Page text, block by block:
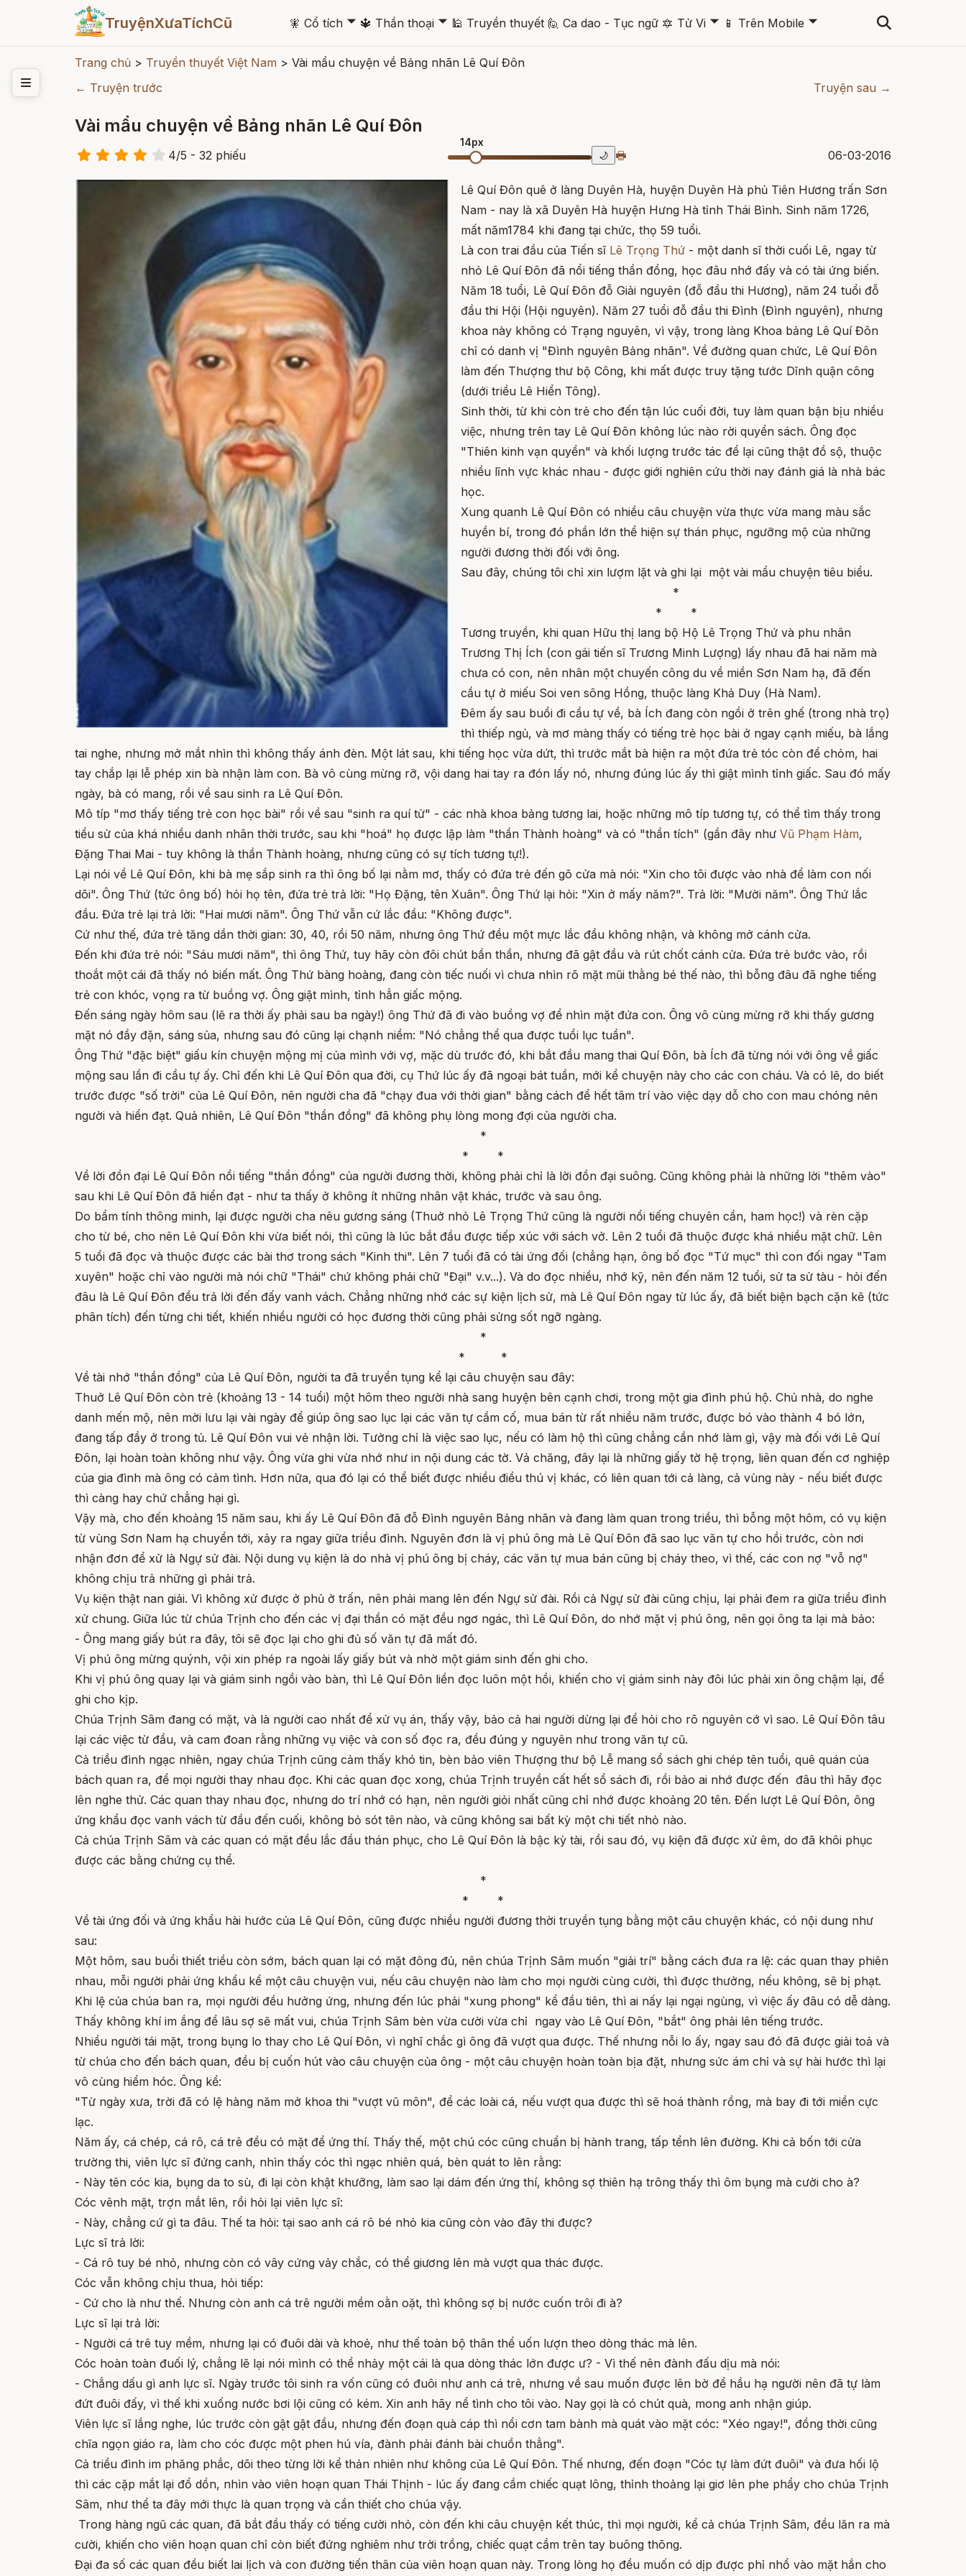
TruyệnXưaTíchCũ 🧚 Cổ tích 🞃 🔱 Thần thoại 🞃 🕌 Truyền thuyết 🙋 Ca dao - Tục ngữ 🔯 Tử Vi 🞃 📱 Trên Mobile 🞃
Trang chủ > Truyền thuyết Việt Nam > Vài mẩu chuyện về Bảng nhãn Lê Quí Đôn
← Truyện trước
Truyện sau →
Vài mẩu chuyện về Bảng nhãn Lê Quí Đôn
4/5 - 32 phiếu
14px
🌙 🖶 06-03-2016
Lê Quí Đôn quê ở làng Duyên Hà, huyện Duyên Hà phủ Tiên Hương trấn Sơn
Nam - nay là xã Duyên Hà huyện Hưng Hà tỉnh Thái Bình. Sinh năm 1726,
mất năm1784 khi đang tại chức, thọ 59 tuổi.
Là con trai đầu của Tiến sĩ Lê Trọng Thứ - một danh sĩ thời cuối Lê, ngay từ
nhỏ Lê Quí Đôn đã nổi tiếng thần đồng, học đâu nhớ đấy và có tài ứng biến.
Năm 18 tuổi, Lê Quí Đôn đỗ Giải nguyên (đỗ đầu thi Hương), năm 24 tuổi đỗ
đầu thi Hội (Hội nguyên). Năm 27 tuổi đỗ đầu thi Đình (Đình nguyên), nhưng
khoa này không có Trạng nguyên, vì vậy, trong làng Khoa bảng Lê Quí Đôn
chỉ có danh vị "Đình nguyên Bảng nhãn". Về đường quan chức, Lê Quí Đôn
làm đến Thượng thư bộ Công, khi mất được truy tặng tước Dĩnh quận công
(dưới triều Lê Hiển Tông).
Sinh thời, từ khi còn trẻ cho đến tận lúc cuối đời, tuy làm quan bận bịu nhiều
việc, nhưng trên tay Lê Quí Đôn không lúc nào rời quyển sách. Ông đọc
"Thiên kinh vạn quyển" và khối lượng trước tác để lại cũng thật đồ sộ, thuộc
nhiều lĩnh vực khác nhau - được giới nghiên cứu thời nay đánh giá là nhà bác
học.
Xung quanh Lê Quí Đôn có nhiều câu chuyện vừa thực vừa mang màu sắc
huyền bí, trong đó phần lớn thể hiện sự thán phục, ngưỡng mộ của những
người đương thời đối với ông.
Sau đây, chúng tôi chỉ xin lượm lặt và ghi lại một vài mẩu chuyện tiêu biểu.
*
* *
Tương truyền, khi quan Hữu thị lang bộ Hộ Lê Trọng Thứ và phu nhân
Trương Thị Ích (con gái tiến sĩ Trương Minh Lượng) lấy nhau đã hai năm mà
chưa có con, nên nhân một chuyến công du về miền Sơn Nam hạ, đã đến
cầu tự ở miếu Soi ven sông Hồng, thuộc làng Khả Duy (Hà Nam).
Đêm ấy sau buổi đi cầu tự về, bà Ích đang còn ngồi ở trên ghế (trong nhà trọ)
thì thiếp ngủ, và mơ màng thấy có tiếng trẻ học bài ở ngay cạnh miếu, bà lắng
tai nghe, nhưng mở mắt nhìn thì không thấy ánh đèn. Một lát sau, khi tiếng học vừa dứt, thì trước mắt bà hiện ra một đứa trẻ tóc còn để chỏm, hai
tay chắp lại lễ phép xin bà nhận làm con. Bà vô cùng mừng rỡ, vội dang hai tay ra đón lấy nó, nhưng đúng lúc ấy thì giật mình tỉnh giấc. Sau đó mấy
ngày, bà có mang, rồi về sau sinh ra Lê Quí Đôn.
Mô típ "mơ thấy tiếng trẻ con học bài" rồi về sau "sinh ra quí tử" - các nhà khoa bảng tương lai, hoặc những mô típ tương tự, có thể tìm thấy trong
tiểu sử của khá nhiều danh nhân thời trước, sau khi "hoá" họ được lập làm "thần Thành hoàng" và có "thần tích" (gần đây như Vũ Phạm Hàm,
Đặng Thai Mai - tuy không là thần Thành hoàng, nhưng cũng có sự tích tương tự!).
Lại nói về Lê Quí Đôn, khi bà mẹ sắp sinh ra thì ông bố lại nằm mơ, thấy có đứa trẻ đến gõ cửa mà nói: "Xin cho tôi được vào nhà để làm con nối
dõi". Ông Thứ (tức ông bố) hỏi họ tên, đứa trẻ trả lời: "Họ Đặng, tên Xuân". Ông Thứ lại hỏi: "Xin ở mấy năm?". Trả lời: "Mười năm". Ông Thứ lắc
đầu. Đứa trẻ lại trả lời: "Hai mươi năm". Ông Thứ vẫn cứ lắc đầu: "Không được".
Cứ như thế, đứa trẻ tăng dần thời gian: 30, 40, rồi 50 năm, nhưng ông Thứ đều một mực lắc đầu không nhận, và không mở cánh cửa.
Đến khi đứa trẻ nói: "Sáu mươi năm", thì ông Thứ, tuy hãy còn đôi chút bần thần, nhưng đã gật đầu và rút chốt cánh cửa. Đứa trẻ bước vào, rồi
thoắt một cái đã thấy nó biến mất. Ông Thứ bàng hoàng, đang còn tiếc nuối vì chưa nhìn rõ mặt mũi thằng bé thế nào, thì bỗng đâu đã nghe tiếng
trẻ con khóc, vọng ra từ buồng vợ. Ông giật mình, tỉnh hẳn giấc mộng.
Đến sáng ngày hôm sau (lẽ ra thời ấy phải sau ba ngày!) ông Thứ đã đi vào buồng vợ để nhìn mặt đứa con. Ông vô cùng mừng rỡ khi thấy gương
mặt nó đầy đặn, sáng sủa, nhưng sau đó cũng lại chạnh niềm: "Nó chẳng thể qua được tuổi lục tuần".
Ông Thứ "đặc biệt" giấu kín chuyện mộng mị của mình với vợ, mặc dù trước đó, khi bắt đầu mang thai Quí Đôn, bà Ích đã từng nói với ông về giấc
mộng sau lần đi cầu tự ấy. Chỉ đến khi Lê Quí Đôn qua đời, cụ Thứ lúc ấy đã ngoại bát tuần, mới kể chuyện này cho các con cháu. Và có lẽ, do biết
trước được "số trời" của Lê Quí Đôn, nên người cha đã "chạy đua với thời gian" bằng cách để hết tâm trí vào việc dạy dỗ cho con mau chóng nên
người và hiển đạt. Quả nhiên, Lê Quí Đôn "thần đồng" đã không phụ lòng mong đợi của người cha.
*
* *
Về lời đồn đại Lê Quí Đôn nổi tiếng "thần đồng" của người đương thời, không phải chỉ là lời đồn đại suông. Cũng không phải là những lời "thêm vào"
sau khi Lê Quí Đôn đã hiển đạt - như ta thấy ở không ít những nhân vật khác, trước và sau ông.
Do bẩm tính thông minh, lại được người cha nêu gương sáng (Thuở nhỏ Lê Trọng Thứ cũng là người nổi tiếng chuyên cần, ham học!) và rèn cặp
cho từ bé, cho nên Lê Quí Đôn khi vừa biết nói, thì cũng là lúc bắt đầu được tiếp xúc với sách vở. Lên 2 tuổi đã thuộc được khá nhiều mặt chữ. Lên
5 tuổi đã đọc và thuộc được các bài thơ trong sách "Kinh thi". Lên 7 tuổi đã có tài ứng đối (chẳng hạn, ông bố đọc "Tứ mục" thì con đối ngay "Tam
xuyên" hoặc chỉ vào người mà nói chữ "Thái" chứ không phải chữ "Đại" v.v...). Và do đọc nhiều, nhớ kỹ, nên đến năm 12 tuổi, sử ta sử tàu - hỏi đến
đâu là Lê Quí Đôn đều trả lời đến đấy vanh vách. Chẳng những nhớ các sự kiện lịch sử, mà Lê Quí Đôn ngay từ lúc ấy, đã biết biện bạch cặn kẽ (tức
phân tích) đến từng chi tiết, khiến nhiều người có học đương thời cũng phải sửng sốt ngỡ ngàng.
*
* *
Về tài nhớ "thần đồng" của Lê Quí Đôn, người ta đã truyền tụng kể lại câu chuyện sau đây:
Thuở Lê Quí Đôn còn trẻ (khoảng 13 - 14 tuổi) một hôm theo người nhà sang huyện bên cạnh chơi, trong một gia đình phú hộ. Chủ nhà, do nghe
danh mến mộ, nên mời lưu lại vài ngày để giúp ông sao lục lại các văn tự cầm cố, mua bán từ rất nhiều năm trước, được bó vào thành 4 bó lớn,
đang tấp đầy ở trong tủ. Lê Quí Đôn vui vẻ nhận lời. Tưởng chỉ là việc sao lục, nếu có làm hộ thì cũng chẳng cần nhớ làm gì, vậy mà đối với Lê Quí
Đôn, lại hoàn toàn không như vậy. Ông vừa ghi vừa nhớ như in nội dung các tờ. Vả chăng, đây lại là những giấy tờ hệ trọng, liên quan đến cơ nghiệp
của gia đình mà ông có cảm tình. Hơn nữa, qua đó lại có thể biết được nhiều điều thú vị khác, có liên quan tới cả làng, cả vùng này - nếu biết được
thì càng hay chứ chẳng hại gì.
Vậy mà, cho đến khoảng 15 năm sau, khi ấy Lê Quí Đôn đã đỗ Đình nguyên Bảng nhãn và đang làm quan trong triều, thì bỗng một hôm, có vụ kiện
từ vùng Sơn Nam hạ chuyển tới, xảy ra ngay giữa triều đình. Nguyên đơn là vị phú ông mà Lê Quí Đôn đã sao lục văn tự cho hồi trước, còn nơi
nhận đơn để xử là Ngự sử đài. Nội dung vụ kiện là do nhà vị phú ông bị cháy, các văn tự mua bán cũng bị cháy theo, vì thế, các con nợ "vỗ nợ"
không chịu trả những gì phải trả.
Vụ kiện thật nan giải. Vì không xử được ở phủ ở trấn, nên phải mang lên đến Ngự sử đài. Rồi cả Ngự sử đài cũng chịu, lại phải đem ra giữa triều đình
xử chung. Giữa lúc từ chúa Trịnh cho đến các vị đại thần có mặt đều ngơ ngác, thì Lê Quí Đôn, do nhớ mặt vị phú ông, nên gọi ông ta lại mà bảo:
- Ông mang giấy bút ra đây, tôi sẽ đọc lại cho ghi đủ số văn tự đã mất đó.
Vị phú ông mừng quýnh, vội xin phép ra ngoài lấy giấy bút và nhờ một giám sinh đến ghi cho.
Khi vị phú ông quay lại và giám sinh ngồi vào bàn, thì Lê Quí Đôn liền đọc luôn một hồi, khiến cho vị giám sinh này đôi lúc phải xin ông chậm lại, để
ghi cho kịp.
Chúa Trịnh Sâm đang có mặt, và là người cao nhất để xử vụ án, thấy vậy, bảo cả hai người dừng lại để hỏi cho rõ nguyên cớ vì sao. Lê Quí Đôn tâu
lại các việc từ đầu, và cam đoan rằng những vụ việc và con số đọc ra, đều đúng y nguyên như trong văn tự cũ.
Cả triều đình ngạc nhiên, ngay chúa Trịnh cũng cảm thấy khó tin, bèn bảo viên Thượng thư bộ Lễ mang sổ sách ghi chép tên tuổi, quê quán của
bách quan ra, để mọi người thay nhau đọc. Khi các quan đọc xong, chúa Trịnh truyền cất hết sổ sách đi, rồi bảo ai nhớ được đến đâu thì hãy đọc
lên nghe thử. Các quan thay nhau đọc, nhưng do trí nhớ có hạn, nên người giỏi nhất cũng chỉ nhớ được khoảng 20 tên. Đến lượt Lê Quí Đôn, ông
ứng khẩu đọc vanh vách từ đầu đến cuối, không bỏ sót tên nào, và cũng không sai bất kỳ một chi tiết nhỏ nào.
Cả chúa Trịnh Sâm và các quan có mặt đều lắc đầu thán phục, cho Lê Quí Đôn là bậc kỳ tài, rồi sau đó, vụ kiện đã được xử êm, do đã khôi phục
được các bằng chứng cụ thể.
*
* *
Về tài ứng đối và ứng khẩu hài hước của Lê Quí Đôn, cũng được nhiều người đương thời truyền tụng bằng một câu chuyện khác, có nội dung như
sau:
Một hôm, sau buổi thiết triều còn sớm, bách quan lại có mặt đông đủ, nên chúa Trịnh Sâm muốn "giải trí" bằng cách đưa ra lệ: các quan thay phiên
nhau, mỗi người phải ứng khẩu kể một câu chuyện vui, nếu câu chuyện nào làm cho mọi người cùng cười, thì được thưởng, nếu không, sẽ bị phạt.
Khi lệ của chúa ban ra, mọi người đều hưởng ứng, nhưng đến lúc phải "xung phong" kể đầu tiên, thì ai nấy lại ngại ngùng, vì việc ấy đâu có dễ dàng.
Thấy không khí im ắng để lâu sợ sẽ mất vui, chúa Trịnh Sâm bèn vừa cười vừa chỉ ngay vào Lê Quí Đôn, "bắt" ông phải lên tiếng trước.
Nhiều người tái mặt, trong bụng lo thay cho Lê Quí Đôn, vì nghĩ chắc gì ông đã vượt qua được. Thế nhưng nỗi lo ấy, ngay sau đó đã được giải toả và
từ chúa cho đến bách quan, đều bị cuốn hút vào câu chuyện của ông - một câu chuyện hoàn toàn bịa đặt, nhưng sức ám chỉ và sự hài hước thì lại
vô cùng hiểm hóc. Ông kể:
"Từ ngày xưa, trời đã có lệ hàng năm mở khoa thi "vượt vũ môn", để các loài cá, nếu vượt qua được thì sẽ hoá thành rồng, mà bay đi tới miền cực
lạc.
Năm ấy, cá chép, cá rô, cá trê đều có mặt để ứng thí. Thấy thế, một chú cóc cũng chuẩn bị hành trang, tấp tểnh lên đường. Khi cả bốn tới cửa
trường thi, viên lực sĩ đứng canh, nhìn thấy cóc thì ngạc nhiên quá, bèn quát to lên rằng:
- Này tên cóc kia, bụng da to sù, đi lại còn khật khưỡng, làm sao lại dám đến ứng thí, không sợ thiên hạ trông thấy thì ôm bụng mà cười cho à?
Cóc vênh mặt, trợn mắt lên, rồi hỏi lại viên lực sĩ:
- Này, chẳng cứ gì ta đâu. Thế ta hỏi: tại sao anh cá rô bé nhỏ kia cũng còn vào đây thi được?
Lực sĩ trả lời:
- Cá rô tuy bé nhỏ, nhưng còn có vây cứng vảy chắc, có thể giương lên mà vượt qua thác được.
Cóc vẫn không chịu thua, hỏi tiếp:
- Cứ cho là như thế. Nhưng còn anh cá trê người mềm oằn oặt, thì không sợ bị nước cuốn trôi đi à?
Lực sĩ lại trả lời:
- Người cá trê tuy mềm, nhưng lại có đuôi dài và khoẻ, như thế toàn bộ thân thể uốn lượn theo dòng thác mà lên.
Cóc hoàn toàn đuối lý, chẳng lẽ lại nói mình có thể nhảy một cái là qua dòng thác lớn được ư? - Vì thế nên đành đấu dịu mà nói:
- Chẳng dấu gì anh lực sĩ. Ngày trước tôi sinh ra vốn cũng có đuôi như anh cá trê, nhưng về sau muốn được lên bờ để hầu hạ người nên đã tự làm
đứt đuôi đấy, vì thế khi xuống nước bơi lội cũng có kém. Xin anh hãy nể tình cho tôi vào. Nay gọi là có chút quà, mong anh nhận giúp.
Viên lực sĩ lắng nghe, lúc trước còn gật gật đầu, nhưng đến đoạn quà cáp thì nổi cơn tam bành mà quát vào mặt cóc: "Xéo ngay!", đồng thời cũng
chĩa ngọn giáo ra, làm cho cóc được một phen hú vía, đành phải đánh bài chuồn thẳng".
Cả triều đình im phăng phắc, dõi theo từng lời kể thản nhiên như không của Lê Quí Đôn. Thế nhưng, đến đoạn "Cóc tự làm đứt đuôi" và đưa hối lộ
thì các cặp mắt lại đổ dồn, nhìn vào viên hoạn quan Thái Thịnh - lúc ấy đang cầm chiếc quạt lông, thỉnh thoảng lại giơ lên phe phẩy cho chúa Trịnh
Sâm, như thể ta đây mới thực là quan trọng và cần thiết cho chúa vậy.
Trong hàng ngũ các quan, đã bắt đầu thấy có tiếng cười nhỏ, còn đến khi câu chuyện kết thúc, thì mọi người, kể cả chúa Trịnh Sâm, đều lăn ra mà
cười, khiến cho viên hoạn quan chỉ còn biết đứng nghiêm như trời trồng, chiếc quạt cầm trên tay buông thõng.
Đại đa số các quan đều biết lai lịch và con đường tiến thân của viên hoạn quan này. Trong lòng họ đều muốn có dịp được phỉ nhổ vào mặt hắn cho